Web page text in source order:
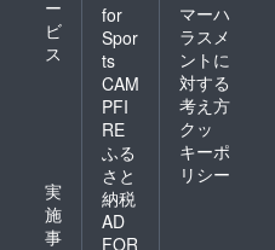
ー
ビ
ス
実
施
事
for
Spor
ts
CAM
PFI
RE
ふる
さと
納税
AD
FOR
マーハ
ラスメ
ントに
対する
考え方
クッ
キーポ
リシー